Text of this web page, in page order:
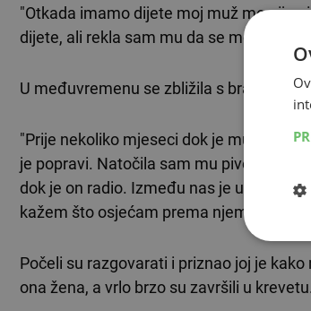
"Otkada imamo dijete moj muž me nije
dijete, ali rekla sam mu da se mora
U međuvremenu se zbližila s bratom
"Prije nekoliko mjeseci dok je muž bio
je popravi. Natočila sam mu pivo, a sebi
dok je on radio. Između nas je uvijek
kažem što osjećam prema njemu."
Počeli su razgovarati i priznao joj je
ona žena, a vrlo brzo su završili u krevetu.